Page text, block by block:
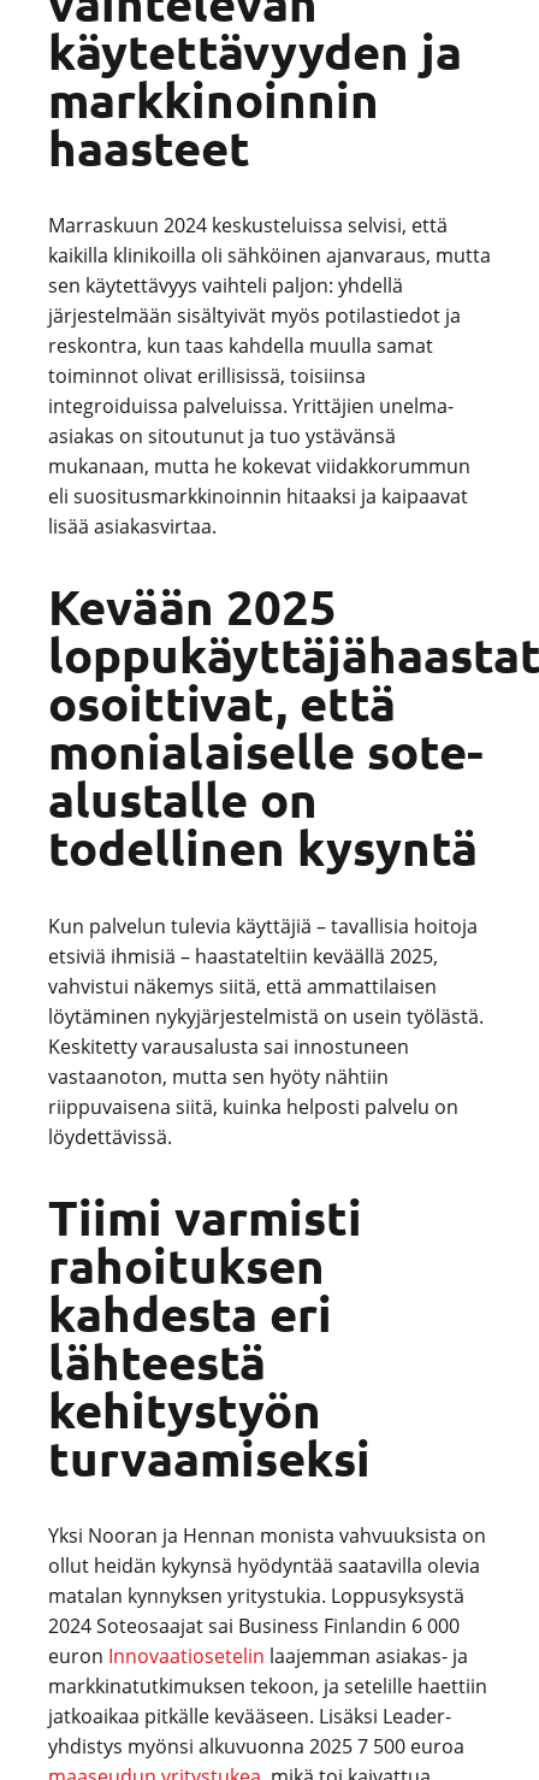
käytettävyyden ja
markkinoinnin
haasteet
Marraskuun 2024 keskusteluissa selvisi, että
kaikilla klinikoilla oli sähköinen ajanvaraus, mutta
sen käytettävyys vaihteli paljon: yhdellä
järjestelmään sisältyivät myös potilastiedot ja
reskontra, kun taas kahdella muulla samat
toiminnot olivat erillisissä, toisiinsa
integroiduissa palveluissa. Yrittäjien unelma-
asiakas on sitoutunut ja tuo ystävänsä
mukanaan, mutta he kokevat viidakkorummun
eli suositusmarkkinoinnin hitaaksi ja kaipaavat
lisää asiakasvirtaa.
Kevään 2025
osoittivat, että
monialaiselle sote-
alustalle on
todellinen kysyntä
Kun palvelun tulevia käyttäjiä – tavallisia hoitoja
etsiviä ihmisiä – haastateltiin keväällä 2025,
vahvistui näkemys siitä, että ammattilaisen
löytäminen nykyjärjestelmistä on usein työlästä.
Keskitetty varausalusta sai innostuneen
vastaanoton, mutta sen hyöty nähtiin
riippuvaisena siitä, kuinka helposti palvelu on
löydettävissä.
Tiimi varmisti
rahoituksen
kahdesta eri
lähteestä
kehitystyön
turvaamiseksi
Yksi Nooran ja Hennan monista vahvuuksista on
ollut heidän kykynsä hyödyntää saatavilla olevia
matalan kynnyksen yritystukia. Loppusyksystä
2024 Soteosaajat sai Business Finlandin 6 000
euron Innovaatiosetelin laajemman asiakas- ja
markkinatutkimuksen tekoon, ja setelille haettiin
jatkoaikaa pitkälle kevääseen. Lisäksi Leader-
yhdistys myönsi alkuvuonna 2025 7 500 euroa